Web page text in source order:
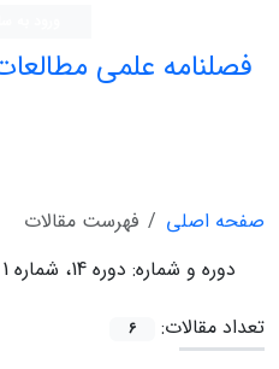
فصلنامه علمی
صفحه اصلی
فهرست مقالات
دوره و شماره: دوره 14، شماره 1 - شماره پیاپی 36، بهار 1404
تعداد مقالات:
6